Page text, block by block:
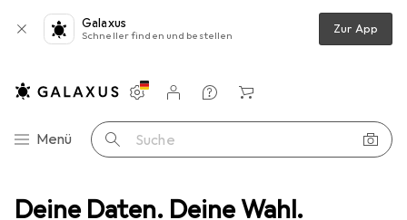
Deine Daten. Deine Wahl.
Galaxus
Schneller finden und bestellen Zur App
Navigation nach Kategorien
Menü Suche
Einstellungen
Kundenkonto
Vergleichslisten
Merklisten
Warenkorb
Ordnen + Archivieren Mappe Herma Negativhüllen